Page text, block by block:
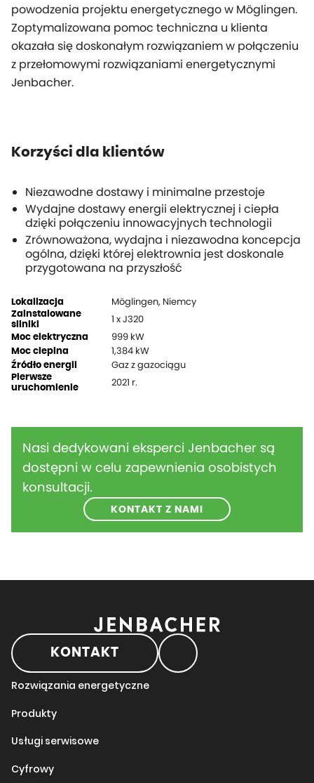
powodzenia projektu energetycznego w Möglingen.
Zoptymalizowana pomoc techniczna u klienta
okazała się doskonałym rozwiązaniem w połączeniu
z przełomowymi rozwiązaniami energetycznymi
Jenbacher.
Korzyści dla klientów
Niezawodne dostawy i minimalne przestoje
Wydajne dostawy energii elektrycznej i ciepła
dzięki połączeniu innowacyjnych technologii
Zrównoważona, wydajna i niezawodna koncepcja
ogólna, dzięki której elektrownia jest doskonale
przygotowana na przyszłość
Lokalizacja Möglingen, Niemcy
Zainstalowane
silniki
1 x J320
Moc elektryczna 999 kW
Moc cieplna 1,384 kW
Źródło energii Gaz z gazociągu
Pierwsze
uruchomienie
2021 r.
Nasi dedykowani eksperci Jenbacher są
dostępni w celu zapewnienia osobistych
konsultacji.
KONTAKT Z NAMI
KONTAKT
Rozwiązania energetyczne
Produkty
Usługi serwisowe
Cyfrowy